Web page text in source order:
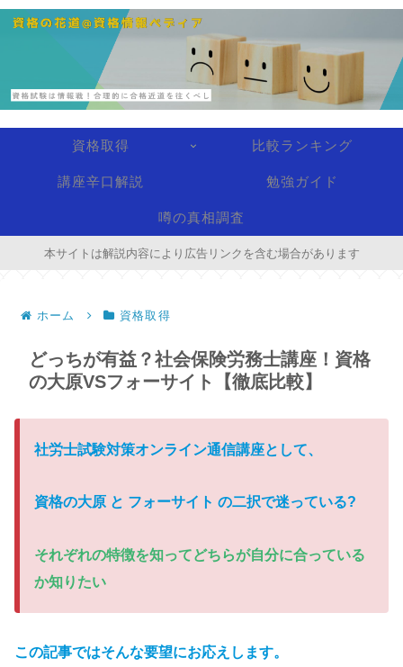
資格取得 比較ランキング
講座辛口解説 勉強ガイド
噂の真相調査
本サイトは解説内容により広告リンクを含む場合があります
ホーム 資格取得
どっちが有益？社会保険労務士講座！資格
の大原VSフォーサイト【徹底比較】
社労士試験対策オンライン通信講座として、
資格の大原 と フォーサイト の二択で迷っている?
それぞれの特徴を知ってどちらが自分に合っている
か知りたい
この記事ではそんな要望にお応えします。